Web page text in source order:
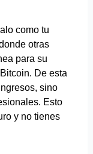
como tu
otras
para su
De esta
sino
Esto
y no tienes